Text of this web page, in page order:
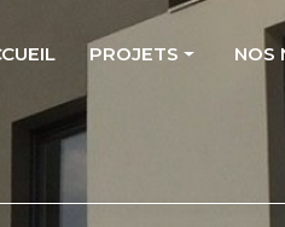
PROJETS NOS